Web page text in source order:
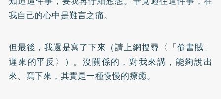
我自己的心中是難言之痛。
但最後，我還是寫了下來（請上網搜尋〈「偷書賊」
遲來的平反〉）。沒關係的，對我來講，能夠說出
來、寫下來，其實是一種慢慢的療癒。